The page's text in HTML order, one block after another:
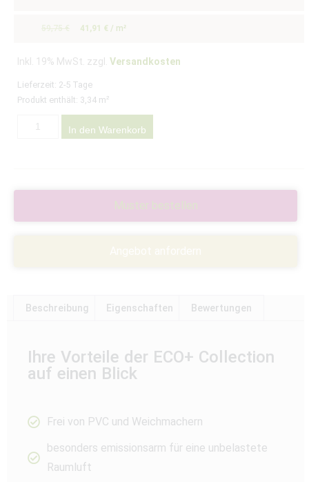
59,75€ 41,91 € / m²
Inkl. 19% MwSt. zzgl. Versandkosten
Lieferzeit: 2-5 Tage
Produkt enthält: 3,34 m²
In den Warenkorb
Beschreibung Eigenschaften Bewertungen
Ihre Vorteile der ECO+ Collection
auf einen Blick
Frei von PVC und Weichmachern
besonders emissionsarm für eine unbelastete
Raumluft